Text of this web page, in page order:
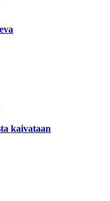
kaivataan